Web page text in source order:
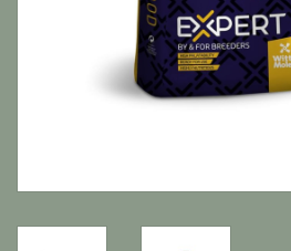
Diversen producten
Tuin Benodigdheden